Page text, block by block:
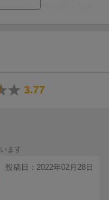
編集、ブランディング
上げで年間ランキング
（本データはこの書籍
3.77
ます
投稿日：2022年02月28日